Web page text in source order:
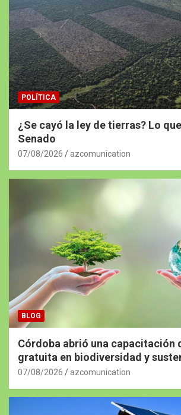
POLÍTICA
¿Se cayó la ley de tierras? Lo
Senado
07/08/2026 azcomunication
BLOG
Córdoba abrió una capacitación
gratuita en biodiversidad y
07/08/2026 azcomunication